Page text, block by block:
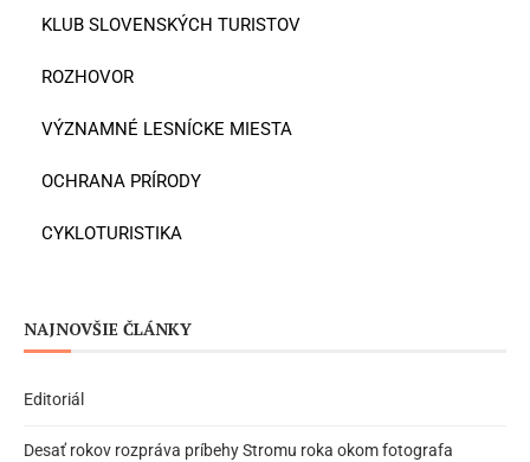
KLUB SLOVENSKÝCH TURISTOV
ROZHOVOR
VÝZNAMNÉ LESNÍCKE MIESTA
OCHRANA PRÍRODY
CYKLOTURISTIKA
NAJNOVŠIE ČLÁNKY
Editoriál
Desať rokov rozpráva príbehy Stromu roka okom fotografa